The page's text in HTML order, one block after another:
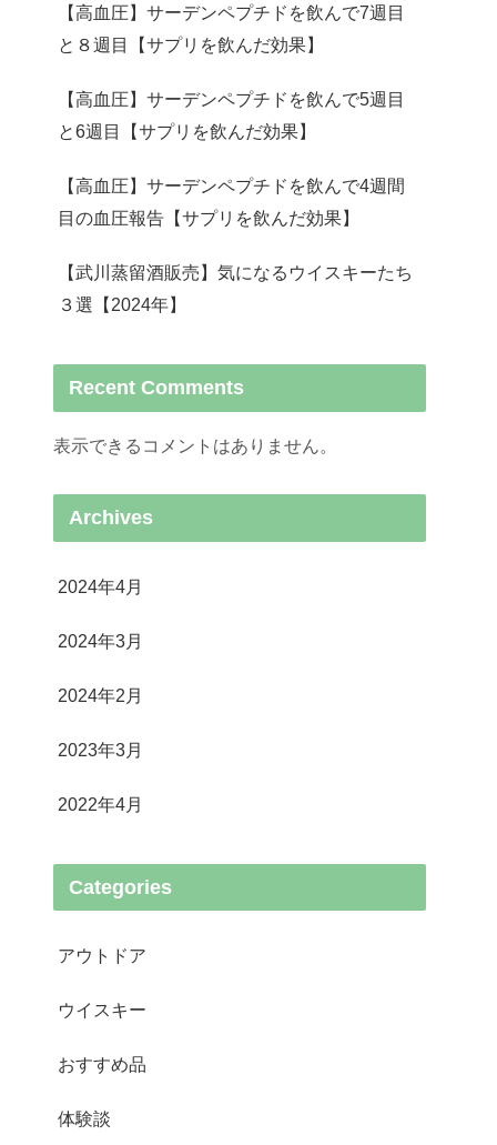
【高血圧】サーデンペプチドを飲んで7週目
と８週目【サプリを飲んだ効果】
【高血圧】サーデンペプチドを飲んで5週目
と6週目【サプリを飲んだ効果】
【高血圧】サーデンペプチドを飲んで4週間
目の血圧報告【サプリを飲んだ効果】
【武川蒸留酒販売】気になるウイスキーたち
３選【2024年】
Recent Comments
表示できるコメントはありません。
Archives
2024年4月
2024年3月
2024年2月
2023年3月
2022年4月
Categories
アウトドア
ウイスキー
おすすめ品
体験談